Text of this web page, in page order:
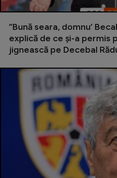
Intră în cont
Creează cont
”Bună seara, domnu’
explică de ce și-a permis
jignească pe Decebal